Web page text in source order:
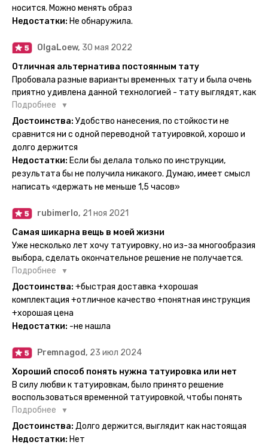
Посмотрю как булет ы носке. Обязательно закажу ещё.
носится. Можно менять образ
Недостатки: Не обнаружила.
OlgaLoew, 30 мая 2022
Отличная альтернатива постоянным тату
Пробовала разные варианты временных тату и была очень
приятно удивлена данной технологией - тату выглядят, как
настоящие, и не тускнеют больше недели даже несмотря
на контакты с водой! На сайте очень большой выбор по
тематике и размерам, быстрая доставка. Заказывала сразу
очередного рисунка у меня на руке друзья до сих пор
каждый раз уточняют, временная ли тату или я всё-таки
решила себе что-то набить :) Т. к. если следовать
инструкции, то её действительно не отличить от
настоящей. Главное, не стараться перевести большую
тату на какой-то маленький участок кожи (например,
запястье) - вследствие чего могут плохо отпечататься
какие-то части рисунка. Но это, скажем так, риски, которые
вы берёте на себя сами ;)
Подробнее
Достоинства: Удобство нанесения, по стойкости не
сравнится ни с одной переводной татуировкой, хорошо и
долго держится
Недостатки: Если бы делала только по инструкции,
результата бы не получила никакого. Думаю, имеет смысл
написать «держать не меньше 1,5 часов»
rubimerlo, 21 ноя 2021
Самая шикарна вещь в моей жизни
Уже несколько лет хочу татуировку, но из-за многообразия
выбора, сделать окончательное решение не получается.
Поэтому everink стали для меня настоящей находкой. Как
только тату пришли, я сразу понеслась их забирать. Хочу
отметить, что у everink очень большой выбор мест для
доставки, что значительно упрощает процесс получения
тату. Посылка была упакованна в бумажный плотный
конверт, внутри оказалась ещё одна упаковка с
дизайнерским принтом. Комплектация набора: сами тату,
упакованные в специальные пакетики, салфетки,
инструкция по нанесению. Всё выглядит очень мило. Я уже
нанесла одну из них и сейчас жду результата. Всё очень
понятно объяснено, отдельным плюсом для меня стала
картинка с обозначениями тех мечт, где тату будет
держаться дольше всего. В общем всём советую и
рекомендую, буду заказывать ещё))
Подробнее
Достоинства: +быстрая доставка +хорошая
комплектация +отличное качество +понятная инструкция
+хорошая цена
Недостатки: -не нашла
Premnagod, 23 июл 2024
Хороший способ понять нужна татуировка или нет
В силу любви к татуировкам, было принято решение
воспользоваться временной татуировкой, чтобы понять
хочется набивать настоящую или нет, как оказалось
смысла набивать нет, ведь можно постоянно делать
временные татуировки и в случае если одна не понравится
Подробнее
Достоинства: Долго держится, выглядит как настоящая
Недостатки: Нет